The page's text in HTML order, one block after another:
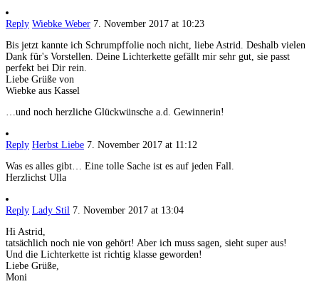
Reply Wiebke Weber 7. November 2017 at 10:23
Bis jetzt kannte ich Schrumpffolie noch nicht, liebe Astrid. Deshalb vielen
Dank für's Vorstellen. Deine Lichterkette gefällt mir sehr gut, sie passt
perfekt bei Dir rein.
Liebe Grüße von
Wiebke aus Kassel
…und noch herzliche Glückwünsche a.d. Gewinnerin!
Reply Herbst Liebe 7. November 2017 at 11:12
Was es alles gibt… Eine tolle Sache ist es auf jeden Fall.
Herzlichst Ulla
Reply Lady Stil 7. November 2017 at 13:04
Hi Astrid,
tatsächlich noch nie von gehört! Aber ich muss sagen, sieht super aus!
Und die Lichterkette ist richtig klasse geworden!
Liebe Grüße,
Moni